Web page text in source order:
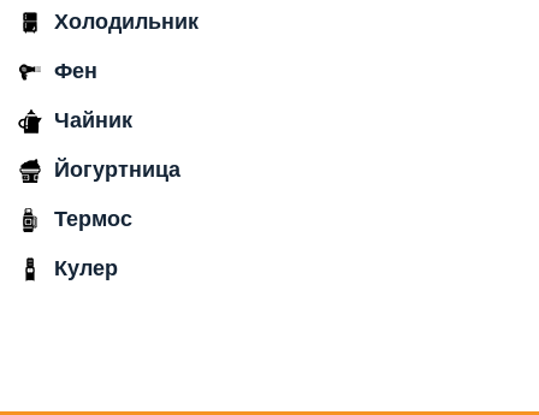
Холодильник
Фен
Чайник
Йогуртница
Термос
Кулер